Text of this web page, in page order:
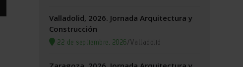
Valladolid, 2026. Jornada Arquitectura y
Construcción
22 de septiembre, 2026/Valladolid